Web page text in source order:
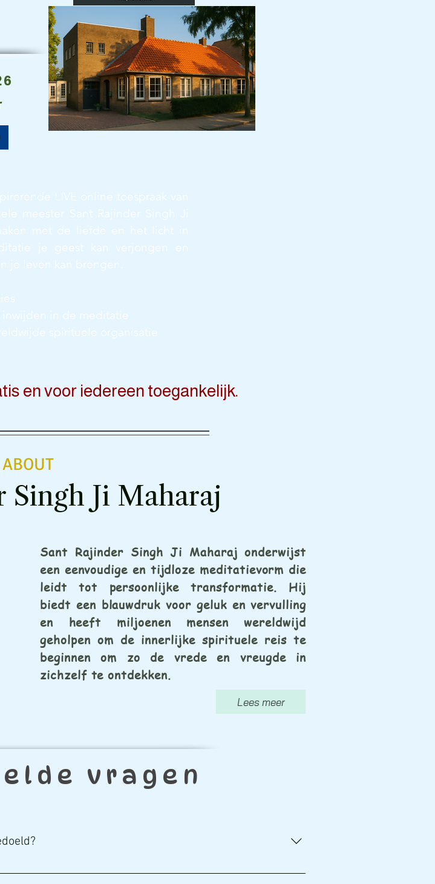
LIVE online toespraak van
meester Sant Rajinder Singh Ji
met de liefde en het licht in
je geest kan verjongen en
je leven kan brengen.
in de meditatie
spirituele organisatie
en voor iedereen toegankelijk.
ABOUT
Singh Ji Maharaj
Sant Rajinder Singh Ji Maharaj onderwijst
een eenvoudige en tijdloze meditatievorm die
leidt tot persoonlijke transformatie. Hij
biedt een blauwdruk voor geluk en vervulling
en heeft miljoenen mensen wereldwijd
geholpen om de innerlijke spirituele reis te
beginnen om zo de vrede en vreugde in
zichzelf te ontdekken.
Lees meer
vragen
De Wetenschap der Spiritualiteit is een wereldwijde spirituele